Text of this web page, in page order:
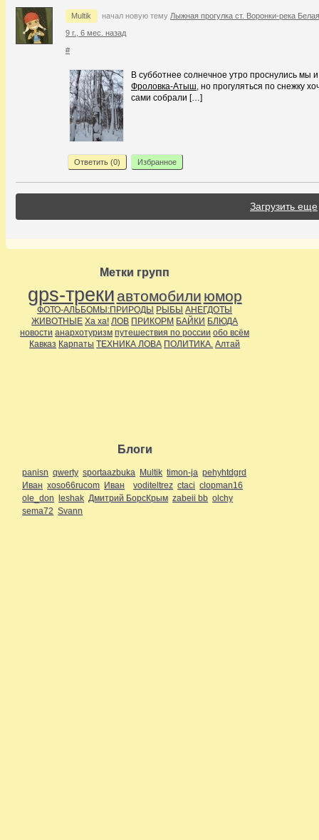
Multik начал новую тему Лыжная прогулка ст. Воронки-река
9 г., 6 мес. назад
#
В субботнее солнечное утро проснулись мы
Фроловка-Атыш, но прогуляться по снежку
сами собрали […]
Ответить (0) Избранное
Загрузить еще
Метки групп
gps-треки автомобили юмор
ФОТО-АЛЬБОМЫ:ПРИРОДЫ РЫБЫ АНЕГДОТЫ
ЖИВОТНЫЕ Ха ха! ЛОВ ПРИКОРМ БАЙКИ БЛЮДА
новости анархотуризм путешествия по россии обо всём
Кавказ Карпаты ТЕХНИКА ЛОВА ПОЛИТИКА. Алтай
Блоги
panisn qwerty sportaazbuka Multik timon-ja pehyhtdgrd
Иван xoso66rucom Иван voditeltrez ctaci clopman16
ole_don leshak Дмитрий БорсКрым zabeii bb olchy
sema72 Svann